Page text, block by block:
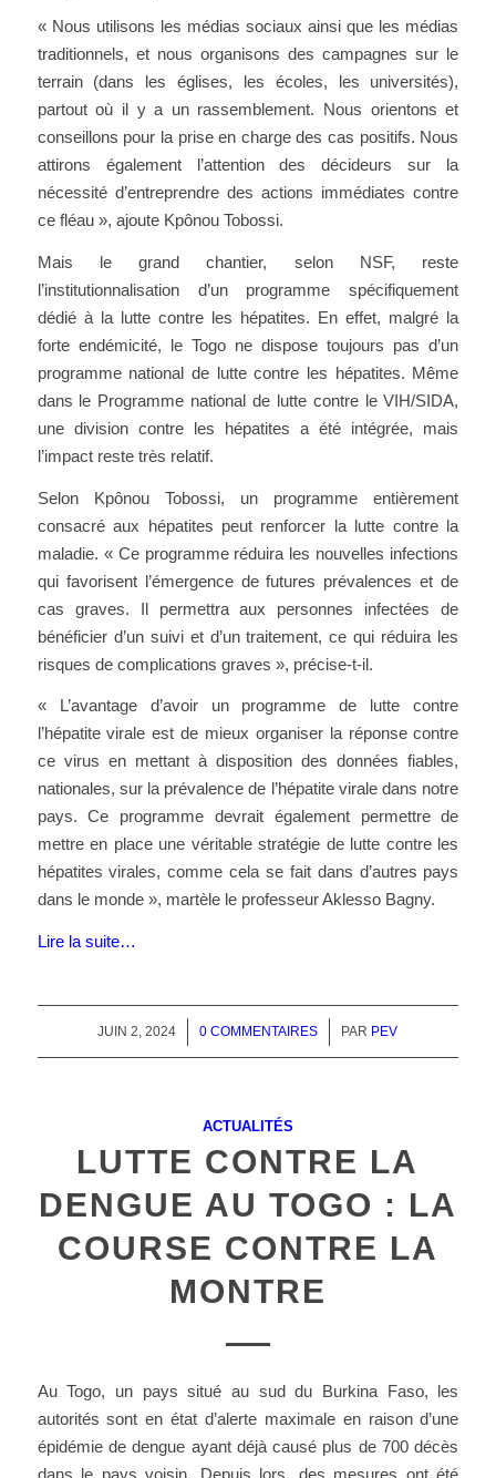
« Nous utilisons les médias sociaux ainsi que les médias
traditionnels, et nous organisons des campagnes sur le
terrain (dans les églises, les écoles, les universités),
partout où il y a un rassemblement. Nous orientons et
conseillons pour la prise en charge des cas positifs. Nous
attirons également l’attention des décideurs sur la
nécessité d’entreprendre des actions immédiates contre
ce fléau », ajoute Kpônou Tobossi.
Mais le grand chantier, selon NSF, reste
l’institutionnalisation d’un programme spécifiquement
dédié à la lutte contre les hépatites. En effet, malgré la
forte endémicité, le Togo ne dispose toujours pas d’un
programme national de lutte contre les hépatites. Même
dans le Programme national de lutte contre le VIH/SIDA,
une division contre les hépatites a été intégrée, mais
l’impact reste très relatif.
Selon Kpônou Tobossi, un programme entièrement
consacré aux hépatites peut renforcer la lutte contre la
maladie. « Ce programme réduira les nouvelles infections
qui favorisent l’émergence de futures prévalences et de
cas graves. Il permettra aux personnes infectées de
bénéficier d’un suivi et d’un traitement, ce qui réduira les
risques de complications graves », précise-t-il.
« L’avantage d’avoir un programme de lutte contre
l’hépatite virale est de mieux organiser la réponse contre
ce virus en mettant à disposition des données fiables,
nationales, sur la prévalence de l’hépatite virale dans notre
pays. Ce programme devrait également permettre de
mettre en place une véritable stratégie de lutte contre les
hépatites virales, comme cela se fait dans d’autres pays
dans le monde », martèle le professeur Aklesso Bagny.
Lire la suite…
JUIN 2, 2024
/ 0 COMMENTAIRES
/ PAR PEV
ACTUALITÉS
LUTTE CONTRE LA
DENGUE AU TOGO : LA
COURSE CONTRE LA
MONTRE
Au Togo, un pays situé au sud du Burkina Faso, les
autorités sont en état d’alerte maximale en raison d’une
épidémie de dengue ayant déjà causé plus de 700 décès